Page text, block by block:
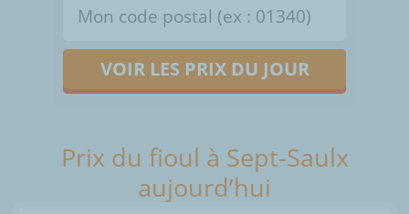
VOIR LES PRIX DU JOUR
Prix du fioul à Sept-Saulx
aujourd’hui